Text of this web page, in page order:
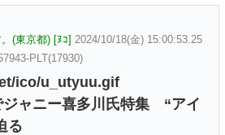
(東京都) [ﾇｺ] 2024/10/18(金) 15:00:53.25
PLT(17930)
ico/u_utyuu.gif
ジャニー喜多川氏特集 “アイ
る